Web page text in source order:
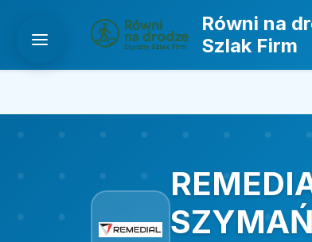
Równi na
Szlak Firm